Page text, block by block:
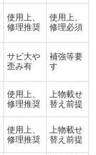
使用上、
修理推奨
使用上、
修理必須
サビ大や
歪み有
補強等要
す
使用上、
修理推奨
上物載せ
替え前提
使用上、
修理推奨
上物載せ
替え前提